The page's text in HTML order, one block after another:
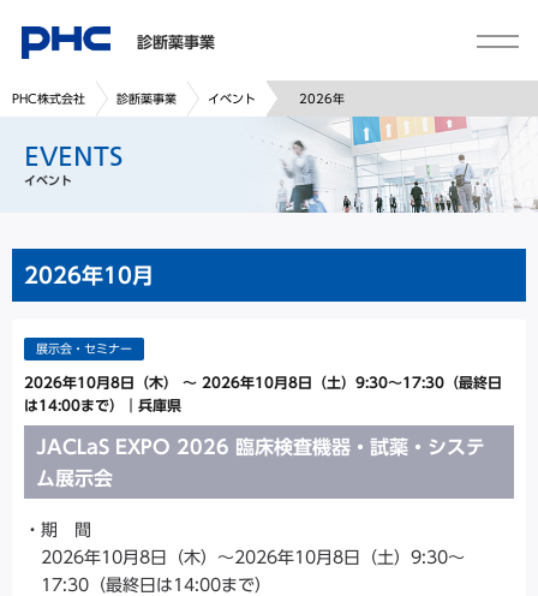
診断薬事業
PHC株式会社 診断薬事業 イベント 2026年
EVENTS
イベント
2026年10月
展示会・セミナー
2026年10月8日（木） ～ 2026年10月8日（土）9:30～17:30（最終日
は14:00まで）
兵庫県
JACLaS EXPO 2026 臨床検査機器・試薬・システ
ム展示会
期 間
2026年10月8日（木） ～2026年10月8日（土）9:30～
17:30（最終日は14:00まで）